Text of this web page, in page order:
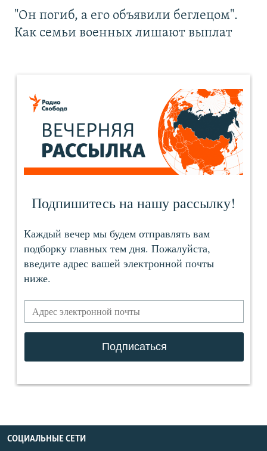
"Он погиб, а его объявили беглецом".
Как семьи военных лишают выплат
СОЦИАЛЬНЫЕ СЕТИ